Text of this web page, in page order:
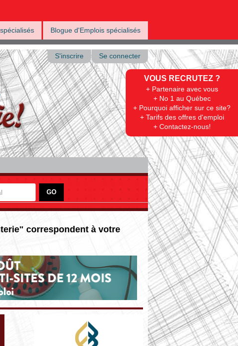
Blogue d'Emplois spécialisés
VOUS RECRUTEZ ?
+ Partenaire avec vous
+ No 1 au Québec
+ Pourquoi afficher sur ce site?
+ Tarifs des offres d'emploi
+ Contactez-nous!
S'inscrire Se connecter
correspondent à votre